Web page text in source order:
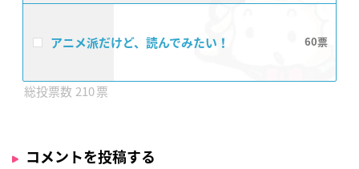
アニメ派だけど、読んでみたい！ 60
210
コメントを投稿する